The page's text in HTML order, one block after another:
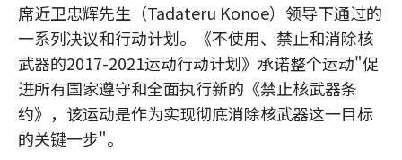
席近卫忠辉先生（Tadateru Konoe）领导下通过的
一系列决议和行动计划。《不使用、禁止和消除核
武器的2017-2021运动行动计划》承诺整个运动"促
进所有国家遵守和全面执行新的《禁止核武器条
约》，该运动是作为实现彻底消除核武器这一目标
的关键一步"。